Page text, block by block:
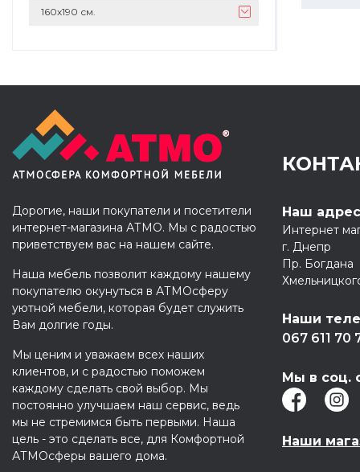
160х190 см.
Дорогие, наши покупатели и посетители
интернет-магазина АТМО. Мы с радостью
приветствуем вас на нашем сайте.
Наша мебель позволит каждому нашему
покупателю окунуться в АТМОсферу
уютной мебели, которая будет служить
Вам долгие годы.
Мы ценим и уважаем всех наших
клиентов, и с радостью поможем
каждому сделать свой выбор. Мы
постоянно улучшаем наш сервис, ведь
мы не стремимся быть первыми. Наша
цель - это сделать все, для Комфортной
АТМОсферы вашего дома.
Наш адрес
Интернет
г. Днепр
Пр. Богдана
Наши
067 611 70
Мы в соц.
Наши